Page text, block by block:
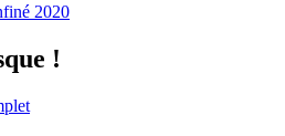
2020
!